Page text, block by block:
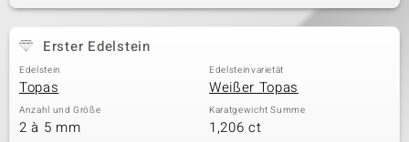
Erster Edelstein
Edelstein
Topas
Edelsteinvarietät
Weißer Topas
Anzahl und Größe
2 à 5 mm
Karatgewicht Summe
1,206 ct